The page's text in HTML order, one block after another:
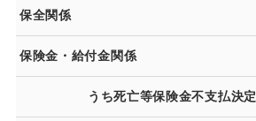
保全関係
保険金・給付金関係
うち死亡等保険金不支払決定